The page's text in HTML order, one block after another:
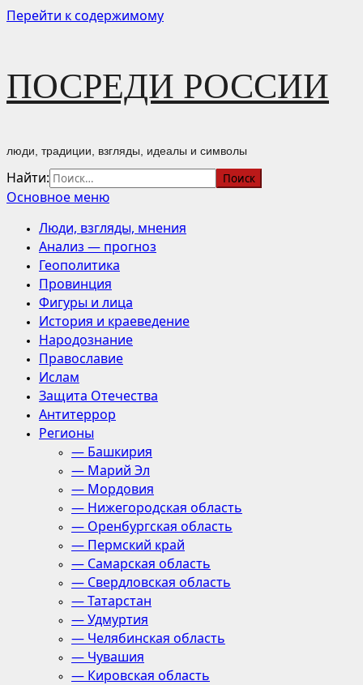
Перейти к содержимому
ПОСРЕДИ РОССИИ
люди, традиции, взгляды, идеалы и символы
Найти:
Основное меню
Люди, взгляды, мнения
Анализ — прогноз
Геополитика
Провинция
Фигуры и лица
История и краеведение
Народознание
Православие
Ислам
Защита Отечества
Антитеррор
Регионы
— Башкирия
— Марий Эл
— Мордовия
— Нижегородская область
— Оренбургская область
— Пермский край
— Самарская область
— Свердловская область
— Татарстан
— Удмуртия
— Челябинская область
— Чувашия
— Кировская область